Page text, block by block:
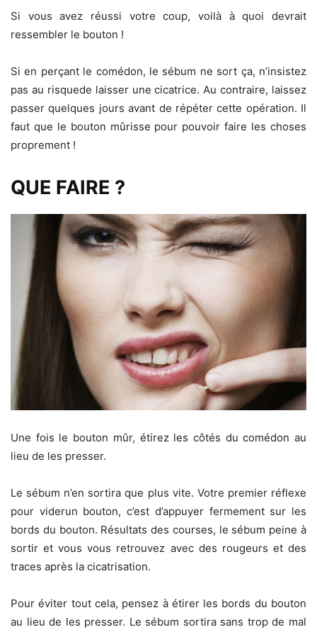
Si vous avez réussi votre coup, voilà à quoi devrait
ressembler le bouton !
Si en perçant le comédon, le sébum ne sort ça, n’insistez
pas au risquede laisser une cicatrice. Au contraire, laissez
passer quelques jours avant de répéter cette opération. Il
faut que le bouton mûrisse pour pouvoir faire les choses
proprement !
QUE FAIRE ?
Une fois le bouton mûr, étirez les côtés du comédon au
lieu de les presser.
Le sébum n’en sortira que plus vite. Votre premier réflexe
pour viderun bouton, c’est d’appuyer fermement sur les
bords du bouton. Résultats des courses, le sébum peine à
sortir et vous vous retrouvez avec des rougeurs et des
traces après la cicatrisation.
Pour éviter tout cela, pensez à étirer les bords du bouton
au lieu de les presser. Le sébum sortira sans trop de mal